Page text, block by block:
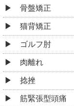
捻挫
筋緊張型頭痛
眼精疲労
不定愁訴
起立性調整障害
うつ病